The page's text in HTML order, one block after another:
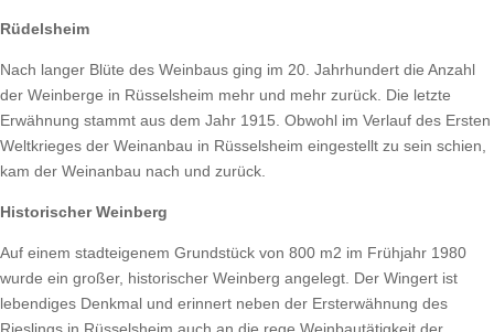
Rüdelsheim
Nach langer Blüte des Weinbaus ging im 20. Jahrhundert die Anzahl
der Weinberge in Rüsselsheim mehr und mehr zurück. Die letzte
Erwähnung stammt aus dem Jahr 1915. Obwohl im Verlauf des Ersten
Weltkrieges der Weinanbau in Rüsselsheim eingestellt zu sein schien,
kam der Weinanbau nach und zurück.
Historischer Weinberg
Auf einem stadteigenem Grundstück von 800 m2 im Frühjahr 1980
wurde ein großer, historischer Weinberg angelegt. Der Wingert ist
lebendiges Denkmal und erinnert neben der Ersterwähnung des
Rieslings in Rüsselsheim auch an die rege Weinbautätigkeit der